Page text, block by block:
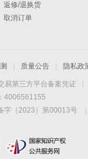
返修/退换货
取消订单
质量公告 隐私政
易第三方平台备案凭证
4006561155
字（2023）第00013号